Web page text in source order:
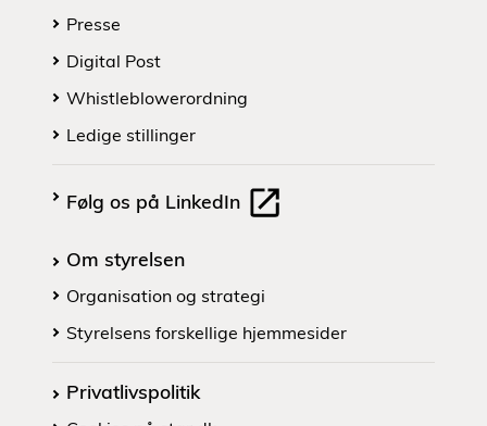
Presse
Digital Post
Whistleblowerordning
Ledige stillinger
Følg os på LinkedIn
Om styrelsen
Organisation og strategi
Styrelsens forskellige hjemmesider
Privatlivspolitik